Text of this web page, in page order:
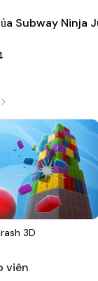
Subway Ninja
3D
viên